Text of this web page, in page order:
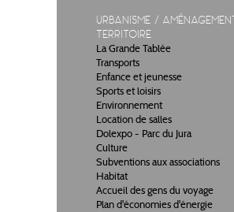
Urbanisme /
territoire
La Grande Tablée
Transports
Enfance et jeunesse
Sports et loisirs
Environnement
Location de salles
Dolexpo - Parc du Jura
Culture
Subventions aux associations
Habitat
Accueil des gens du voyage
Plan d'économies d'énergie